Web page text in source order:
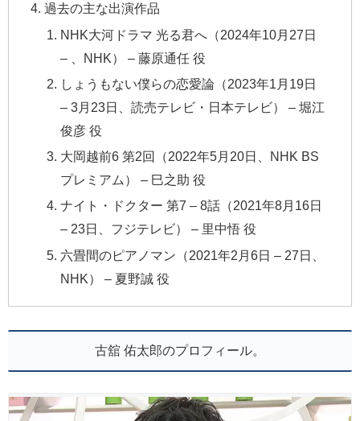
過去の主な出演作品
NHK大河ドラマ 光る君へ（2024年10月27日
– 、NHK） – 藤原通任 役
しょうもない僕らの恋愛論（2023年1月19日
– 3月23日、読売テレビ・日本テレビ） – 堀江
俊彦 役
大岡越前6 第2回（2022年5月20日、NHK BS
プレミアム） – 巳之助 役
ナイト・ドクター 第7 – 8話（2021年8月16日
– 23日、フジテレビ） – 里中悟 役
六畳間のピアノマン（2021年2月6日 – 27日、
NHK） – 夏野誠 役
古舘 佑太郎のプロフィール。